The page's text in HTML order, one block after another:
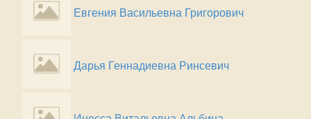
Евгения Васильевна Григорович
Дарья Геннадиевна Ринсевич